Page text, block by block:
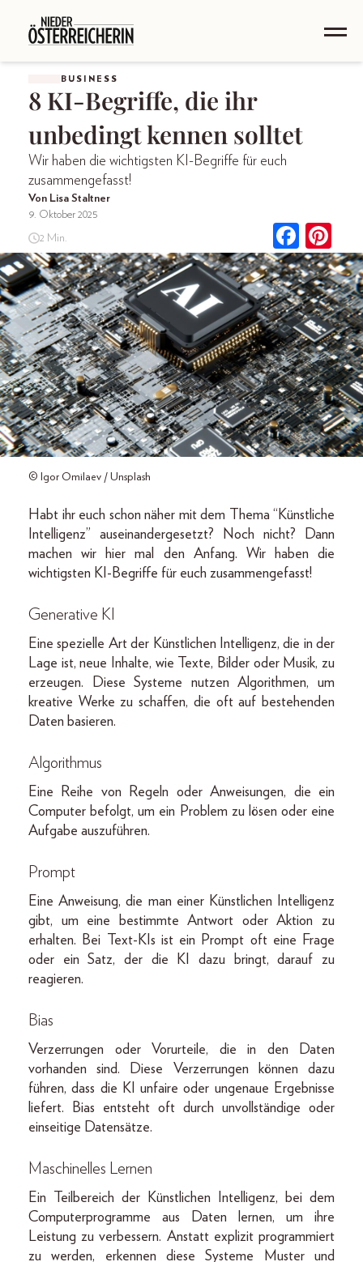
BUSINESS
8 KI-Begriffe, die ihr
unbedingt kennen solltet
Wir haben die wichtigsten KI-Begriffe für euch
zusammengefasst!
Von Lisa Staltner
9. Oktober 2025
2 Min.
© Igor Omilaev / Unsplash
Habt ihr euch schon näher mit dem Thema “Künstliche
Intelligenz” auseinandergesetzt? Noch nicht? Dann
machen wir hier mal den Anfang. Wir haben die
wichtigsten KI-Begriffe für euch zusammengefasst!
Generative KI
Eine spezielle Art der Künstlichen Intelligenz, die in der
Lage ist, neue Inhalte, wie Texte, Bilder oder Musik, zu
erzeugen. Diese Systeme nutzen Algorithmen, um
kreative Werke zu schaffen, die oft auf bestehenden
Daten basieren.
Algorithmus
Eine Reihe von Regeln oder Anweisungen, die ein
Computer befolgt, um ein Problem zu lösen oder eine
Aufgabe auszuführen.
Prompt
Eine Anweisung, die man einer Künstlichen Intelligenz
gibt, um eine bestimmte Antwort oder Aktion zu
erhalten. Bei Text-KIs ist ein Prompt oft eine Frage
oder ein Satz, der die KI dazu bringt, darauf zu
reagieren.
Bias
Verzerrungen oder Vorurteile, die in den Daten
vorhanden sind. Diese Verzerrungen können dazu
führen, dass die KI unfaire oder ungenaue Ergebnisse
liefert. Bias entsteht oft durch unvollständige oder
einseitige Datensätze.
Maschinelles Lernen
Ein Teilbereich der Künstlichen Intelligenz, bei dem
Computerprogramme aus Daten lernen, um ihre
Leistung zu verbessern. Anstatt explizit programmiert
zu werden, erkennen diese Systeme Muster und